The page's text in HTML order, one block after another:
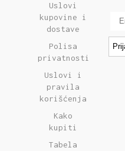
Uslovi
kupovine i
dostave
Polisa
privatnosti
Uslovi i
pravila
korišćenja
Kako
kupiti
Tabela